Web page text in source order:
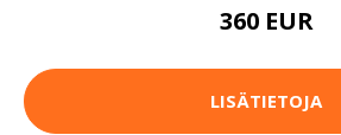
360 EUR
LISÄTIETOJA